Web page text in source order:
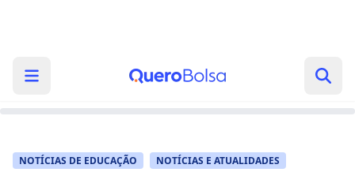
NOTÍCIAS DE EDUCAÇÃO NOTÍCIAS E ATUALIDADES